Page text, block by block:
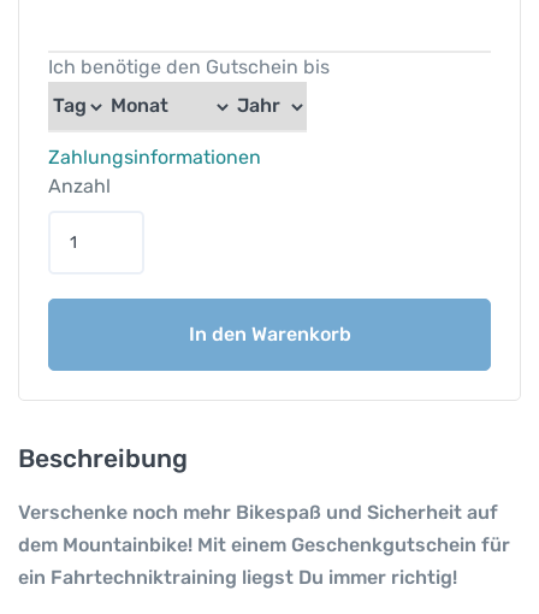
Ich benötige den Gutschein bis
Zahlungsinformationen
Anzahl
c
e
n
g
t
s
c
In den Warenkorb
Beschreibung
Verschenke noch mehr Bikespaß und Sicherheit auf
dem Mountainbike! Mit einem Geschenkgutschein für
ein Fahrtechniktraining liegst Du immer richtig!